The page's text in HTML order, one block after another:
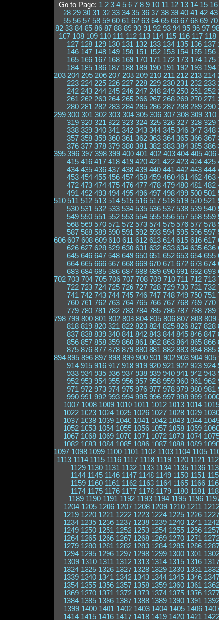
Go to Page: 1 2 3 4 5 6 7 8 9 10 11 12 13 14 15 16
28 29 30 31 32 33 34 35 36 37 38 39 40 41 42 43
55 56 57 58 59 60 61 62 63 64 65 66 67 68 69 70
82 83 84 85 86 87 88 89 90 91 92 93 94 95 96 97 98
107 108 109 110 111 112 113 114 115 116 117 118
127 128 129 130 131 132 133 134 135 136 137
146 147 148 149 150 151 152 153 154 155 156
165 166 167 168 169 170 171 172 173 174 175
184 185 186 187 188 189 190 191 192 193 194
203 204 205 206 207 208 209 210 211 212 213 214
223 224 225 226 227 228 229 230 231 232 233
242 243 244 245 246 247 248 249 250 251 252
261 262 263 264 265 266 267 268 269 270 271
280 281 282 283 284 285 286 287 288 289 290
299 300 301 302 303 304 305 306 307 308 309 310
319 320 321 322 323 324 325 326 327 328 329
338 339 340 341 342 343 344 345 346 347 348
357 358 359 360 361 362 363 364 365 366 367
376 377 378 379 380 381 382 383 384 385 386
395 396 397 398 399 400 401 402 403 404 405 406
415 416 417 418 419 420 421 422 423 424 425
434 435 436 437 438 439 440 441 442 443 444
453 454 455 456 457 458 459 460 461 462 463
472 473 474 475 476 477 478 479 480 481 482
491 492 493 494 495 496 497 498 499 500 501
510 511 512 513 514 515 516 517 518 519 520 521
530 531 532 533 534 535 536 537 538 539 540
549 550 551 552 553 554 555 556 557 558 559
568 569 570 571 572 573 574 575 576 577 578
587 588 589 590 591 592 593 594 595 596 597
606 607 608 609 610 611 612 613 614 615 616 617
626 627 628 629 630 631 632 633 634 635 636
645 646 647 648 649 650 651 652 653 654 655
664 665 666 667 668 669 670 671 672 673 674
683 684 685 686 687 688 689 690 691 692 693
702 703 704 705 706 707 708 709 710 711 712 713
722 723 724 725 726 727 728 729 730 731 732
741 742 743 744 745 746 747 748 749 750 751
760 761 762 763 764 765 766 767 768 769 770
779 780 781 782 783 784 785 786 787 788 789
798 799 800 801 802 803 804 805 806 807 808 809
818 819 820 821 822 823 824 825 826 827 828
837 838 839 840 841 842 843 844 845 846 847
856 857 858 859 860 861 862 863 864 865 866
875 876 877 878 879 880 881 882 883 884 885
894 895 896 897 898 899 900 901 902 903 904 905
914 915 916 917 918 919 920 921 922 923 924
933 934 935 936 937 938 939 940 941 942 943
952 953 954 955 956 957 958 959 960 961 962
971 972 973 974 975 976 977 978 979 980 981
990 991 992 993 994 995 996 997 998 999 1000
1007 1008 1009 1010 1011 1012 1013 1014 1015
1022 1023 1024 1025 1026 1027 1028 1029 1030
1037 1038 1039 1040 1041 1042 1043 1044 1045
1052 1053 1054 1055 1056 1057 1058 1059 1060
1067 1068 1069 1070 1071 1072 1073 1074 1075
1082 1083 1084 1085 1086 1087 1088 1089 1090
1097 1098 1099 1100 1101 1102 1103 1104 1105
1113 1114 1115 1116 1117 1118 1119 1120 1121
1129 1130 1131 1132 1133 1134 1135 1136
1144 1145 1146 1147 1148 1149 1150 1151
1159 1160 1161 1162 1163 1164 1165 1166
1174 1175 1176 1177 1178 1179 1180 1181
1189 1190 1191 1192 1193 1194 1195 1196
1204 1205 1206 1207 1208 1209 1210 1211 1212
1219 1220 1221 1222 1223 1224 1225 1226 1227
1234 1235 1236 1237 1238 1239 1240 1241 1242
1249 1250 1251 1252 1253 1254 1255 1256 1257
1264 1265 1266 1267 1268 1269 1270 1271 1272
1279 1280 1281 1282 1283 1284 1285 1286 1287
1294 1295 1296 1297 1298 1299 1300 1301 1302
1309 1310 1311 1312 1313 1314 1315 1316 1317
1324 1325 1326 1327 1328 1329 1330 1331 1332
1339 1340 1341 1342 1343 1344 1345 1346 1347
1354 1355 1356 1357 1358 1359 1360 1361 1362
1369 1370 1371 1372 1373 1374 1375 1376 1377
1384 1385 1386 1387 1388 1389 1390 1391 1392
1399 1400 1401 1402 1403 1404 1405 1406
1414 1415 1416 1417 1418 1419 1420 1421 1422